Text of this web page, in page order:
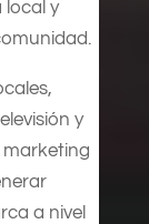
local y
y
marketing
a nivel